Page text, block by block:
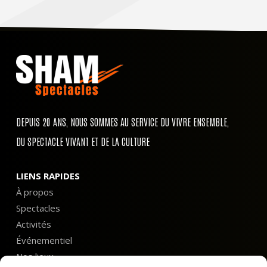
DEPUIS 20 ANS, NOUS SOMMES AU SERVICE DU VIVRE ENSEMBLE,
DU SPECTACLE VIVANT ET DE LA CULTURE
LIENS RAPIDES
À propos
Spectacles
Activités
Événementiel
Nos lieux